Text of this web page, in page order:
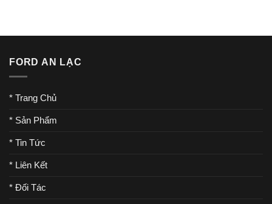
FORD AN LẠC
* Trang Chủ
* Sản Phẩm
* Tin Tức
* Liên Kết
* Đối Tác